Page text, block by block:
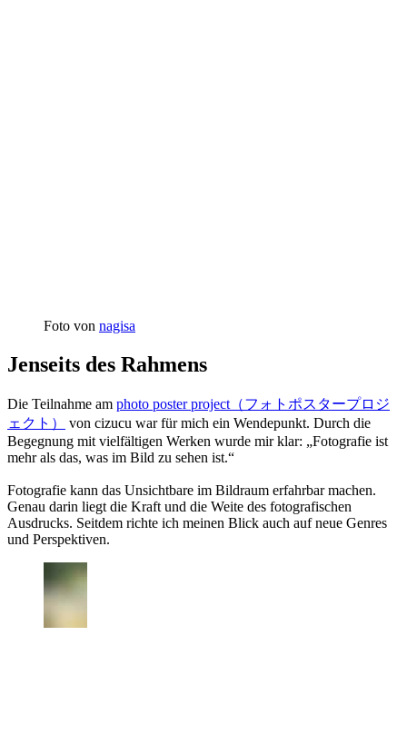
Foto von nagisa
Jenseits des Rahmens
Die Teilnahme am photo poster project（フォトポスタープロジ
ェクト）
von cizucu war für mich ein Wendepunkt. Durch die
Begegnung mit vielfältigen Werken wurde mir klar: „Fotografie ist
mehr als das, was im Bild zu sehen ist.“
Fotografie kann das Unsichtbare im Bildraum erfahrbar machen.
Genau darin liegt die Kraft und die Weite des fotografischen
Ausdrucks. Seitdem richte ich meinen Blick auch auf neue Genres
und Perspektiven.